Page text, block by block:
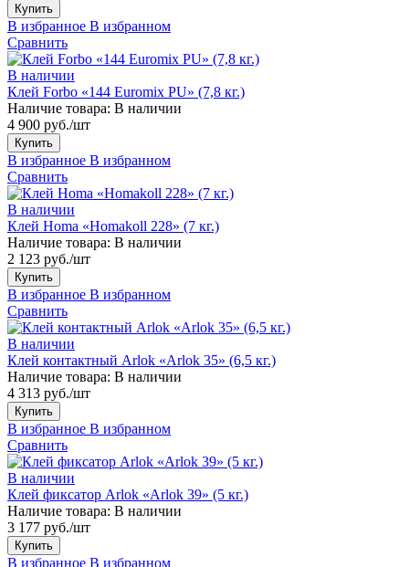
Купить
В избранное В избранном
Сравнить
В наличии
Клей Forbo «144 Euromix PU» (7,8 кг.)
Наличие товара: В наличии
4 900 руб./шт
Купить
В избранное В избранном
Сравнить
В наличии
Клей Homa «Homakoll 228» (7 кг.)
Наличие товара: В наличии
2 123 руб./шт
Купить
В избранное В избранном
Сравнить
В наличии
Клей контактный Arlok «Arlok 35» (6,5 кг.)
Наличие товара: В наличии
4 313 руб./шт
Купить
В избранное В избранном
Сравнить
В наличии
Клей фиксатор Arlok «Arlok 39» (5 кг.)
Наличие товара: В наличии
3 177 руб./шт
Купить
В избранное В избранном